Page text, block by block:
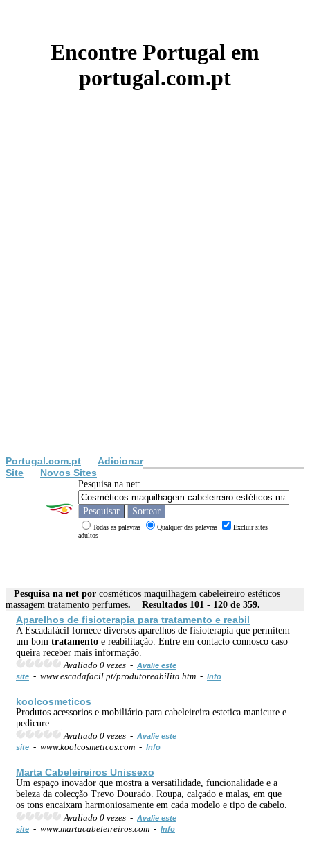
Encontre Portugal em
portugal.com.pt
Portugal.com.pt
Adicionar
Site
Novos Sites
Pesquisa na net:
Todas as palavras Qualquer das palavras
Excluir sites
adultos
Pesquisa na net por cosméticos maquilhagem cabeleireiro estéticos
massagem tratamento perfumes. Resultados 101 - 120 de 359.
Aparelhos de fisioterapia para tratamento e reabil
A Escadafácil fornece diversos aparelhos de fisioterapia que permitem
um bom tratamento e reabilitação. Entre em contacto connosco caso
queira receber mais informação.
Avaliado 0 vezes - Avalie este
site - www.escadafacil.pt/produtoreabilita.htm - Info
koolcosmeticos
Produtos acessorios e mobiliário para cabeleireira estetica manicure e
pedicure
Avaliado 0 vezes - Avalie este
site - www.koolcosmeticos.com - Info
Marta Cabeleireiros Unissexo
Um espaço inovador que mostra a versatilidade, funcionalidade e a
beleza da colecção Trevo Dourado. Roupa, calçado e malas, em que
os tons encaixam harmoniosamente em cada modelo e tipo de cabelo.
Avaliado 0 vezes - Avalie este
site - www.martacabeleireiros.com - Info